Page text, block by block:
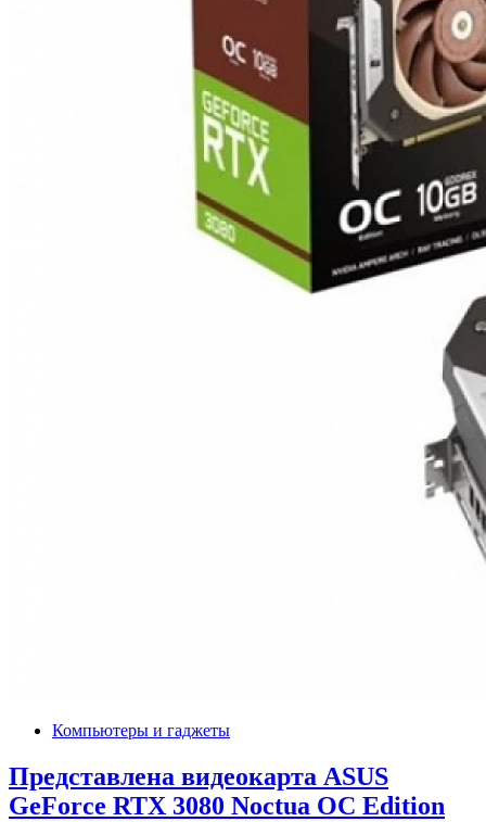
Компьютеры и гаджеты
Представлена видеокарта ASUS
GeForce RTX 3080 Noctua OC Edition